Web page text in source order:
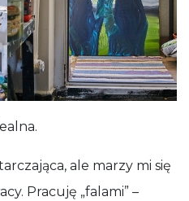
ale marzy mi się
Pracuję „falami” –